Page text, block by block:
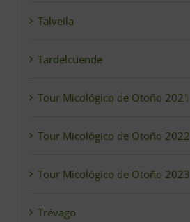
Talveila
Tardelcuende
Tour Micológico de Otoño 2021
Tour Micológico de Otoño 2022
Tour Micológico de Otoño 2023
Trévago